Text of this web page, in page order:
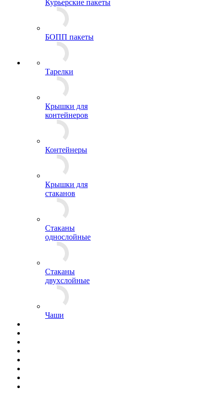
Курьерские пакеты
БОПП пакеты
Тарелки
Крышки для
контейнеров
Контейнеры
Крышки для
стаканов
Стаканы
однослойные
Стаканы
двухслойные
Чаши